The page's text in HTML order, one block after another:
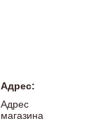
Адрес:
Адрес
магазина